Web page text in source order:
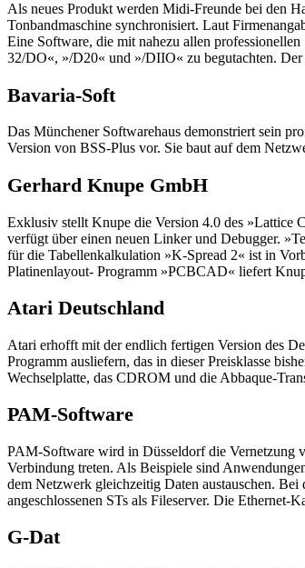
Als neues Produkt werden Midi-Freunde bei den
Tonbandmaschine synchronisiert. Laut
Eine Software, die mit nahezu allen
32/DO«, »/D20« und »/DIIO« zu begutachten.
Bavaria-Soft
Das Münchener Softwarehaus demonstriert sein
Version von BSS-Plus vor. Sie baut auf dem
Gerhard Knupe GmbH
Exklusiv stellt Knupe die Version 4.0 des »Lattice
verfügt über einen neuen Linker und Debugger.
für die Tabellenkalkulation »K-Spread 2« ist in
Platinenlayout- Programm »PCBCAD« liefert
Atari Deutschland
Atari erhofft mit der endlich fertigen Version des
Programm ausliefern, das in dieser Preisklasse
Wechselplatte, das CDROM und die Abbaque-
PAM-Software
PAM-Software wird in Düsseldorf die Vernetzung
Verbindung treten. Als Beispiele sind
dem Netzwerk gleichzeitig Daten austauschen.
angeschlossenen STs als Fileserver. Die
G-Dat